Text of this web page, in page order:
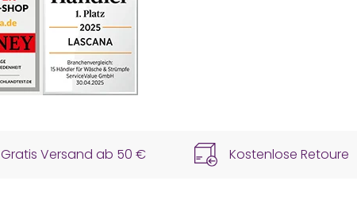
Gratis Versand ab 50 € Kostenlose Retoure